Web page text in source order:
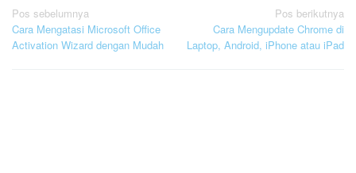
Navigasi
pos
Pos sebelumnya
Cara Mengatasi Microsoft Office
Activation Wizard dengan Mudah
Pos berikutnya
Cara Mengupdate Chrome di
Laptop, Android, iPhone atau iPad